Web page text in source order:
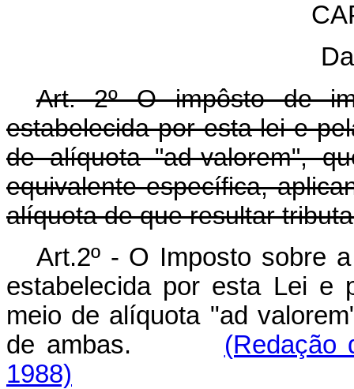
Art. 2º O impôsto de
estabelecida por esta lei e
de alíquota "ad-valorem",
equivalente específica,
alíquota de que resultar
Art.2º - O Imposto sobre
estabelecida por esta Lei e
meio de alíquota "ad
de ambas.
(Redação
1988)